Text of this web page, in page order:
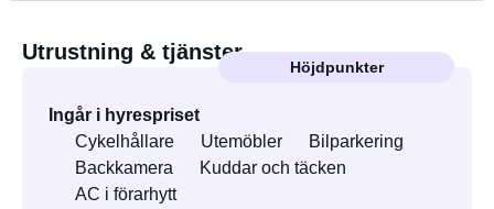
Utrustning & tjänster
Höjdpunkter
Ingår i hyrespriset
Cykelhållare
Utemöbler
Bilparkering
Backkamera
Kuddar och täcken
AC i förarhytt